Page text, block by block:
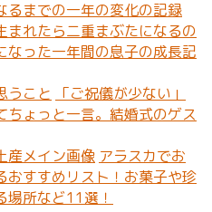
まれたら二重まぶたになるの
なった一年間の息子の成長記
「ご祝儀が少ない」
ちょっと一言。結婚式のゲス
アラスカでお
おすすめリスト！お菓子や珍
場所など11選！